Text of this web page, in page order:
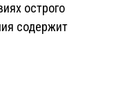
острого
содержит